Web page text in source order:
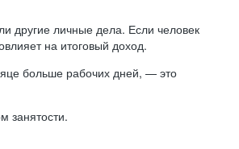
другие личные дела. Если человек
на итоговый доход.
больше рабочих дней, — это
занятости.